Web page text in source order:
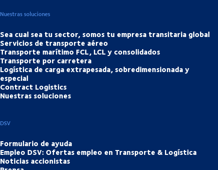
Nuestras soluciones
Sea cual sea tu sector, somos tu empresa transitaria global
Servicios de transporte aéreo
Transporte marítimo FCL, LCL y consolidados
Transporte por carretera
Logística de carga extrapesada, sobredimensionada y
especial
Contract Logistics
Nuestras soluciones
DSV
Formulario de ayuda
Empleo DSV: Ofertas empleo en Transporte & Logística
Noticias accionistas